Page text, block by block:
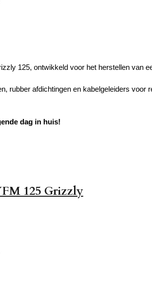
125, ontwikkeld voor het herstellen van
rubber afdichtingen en kabelgeleiders voor
dag in huis!
125 Grizzly